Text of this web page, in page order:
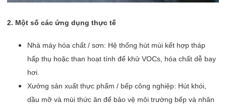
2. Một số các ứng dụng thực tế
Nhà máy hóa chất / sơn: Hệ thống hút mùi kết hợp tháp
hấp thụ hoặc than hoạt tính để khử VOCs, hóa chất dễ bay
hơi.
Xưởng sản xuất thực phẩm / bếp công nghiệp: Hút khói,
dầu mỡ và mùi thức ăn để bảo vệ môi trường bếp và nhân